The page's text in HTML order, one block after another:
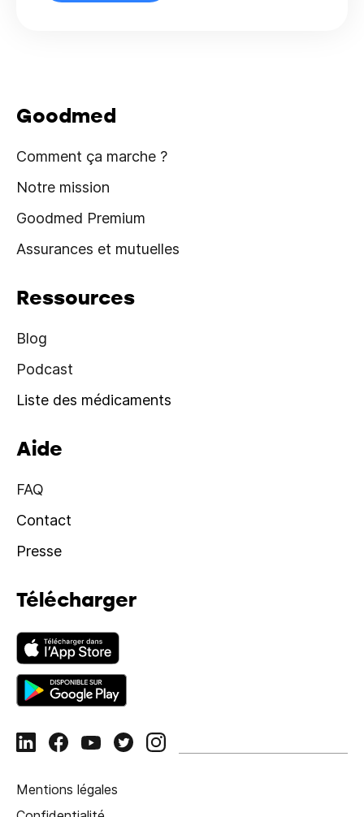
Goodmed
Comment ça marche ?
Notre mission
Goodmed Premium
Assurances et mutuelles
Ressources
Blog
Podcast
Liste des médicaments
Aide
FAQ
Contact
Presse
Télécharger
Mentions légales